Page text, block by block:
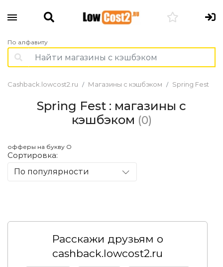
По алфавиту
Cashback.lowcost2.ru Магазины с кэшбэком Spring Fest
Spring Fest : магазины с
кэшбэком (0)
офферы на букву O
Сортировка:
По популярности
Расскажи друзьям о
cashback.lowcost2.ru